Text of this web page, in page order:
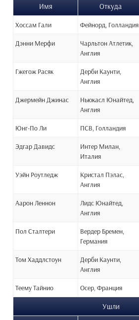
Имя
Откуда
Хоссам Гали Фейнорд, Голландия
Дэнни Мерфи
Чарльтон Атлетик,
Англия
Гжегож Расяк
Дерби Каунти,
Англия
Джермейн Джинас
Ньюкасл Юнайтед,
Англия
Юнг-По Ли ПСВ, Голландия
Эдгар Давидс
Интер Милан,
Италия
Уэйн Роутледж
Кристал Пэлас,
Англия
Аарон Леннон
Лидс Юнайтед,
Англия
Пол Сталтери
Вердер Бремен,
Германия
Том Хаддлстоун
Дерби Каунти,
Англия
Теему Тайнио Осер, Франция
Ушли